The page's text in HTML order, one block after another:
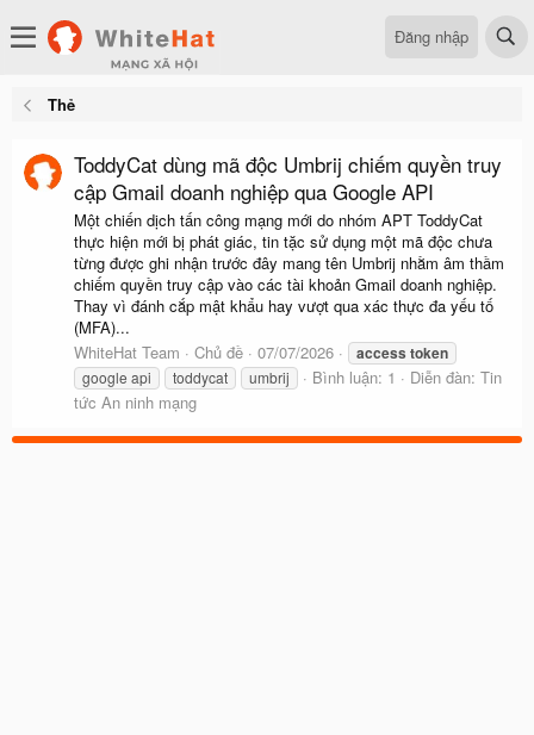
Đăng nhập
Thẻ
ToddyCat dùng mã độc Umbrij chiếm quyền truy
cập Gmail doanh nghiệp qua Google API
Một chiến dịch tấn công mạng mới do nhóm APT ToddyCat
thực hiện mới bị phát giác, tin tặc sử dụng một mã độc chưa
từng được ghi nhận trước đây mang tên Umbrij nhằm âm thầm
chiếm quyền truy cập vào các tài khoản Gmail doanh nghiệp.
Thay vì đánh cắp mật khẩu hay vượt qua xác thực đa yếu tố
(MFA)...
WhiteHat Team
Chủ đề 07/07/2026 access token
google api toddycat umbrij Bình luận: 1 Diễn đàn: Tin
tức An ninh mạng